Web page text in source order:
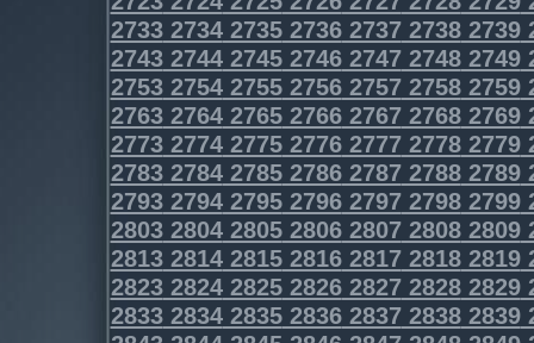
2733273427352736273727382739
2743274427452746274727482749
2753275427552756275727582759
2763276427652766276727682769
2773277427752776277727782779
2783278427852786278727882789
2793279427952796279727982799
2803280428052806280728082809
2813281428152816281728182819
2823282428252826282728282829
2833283428352836283728382839